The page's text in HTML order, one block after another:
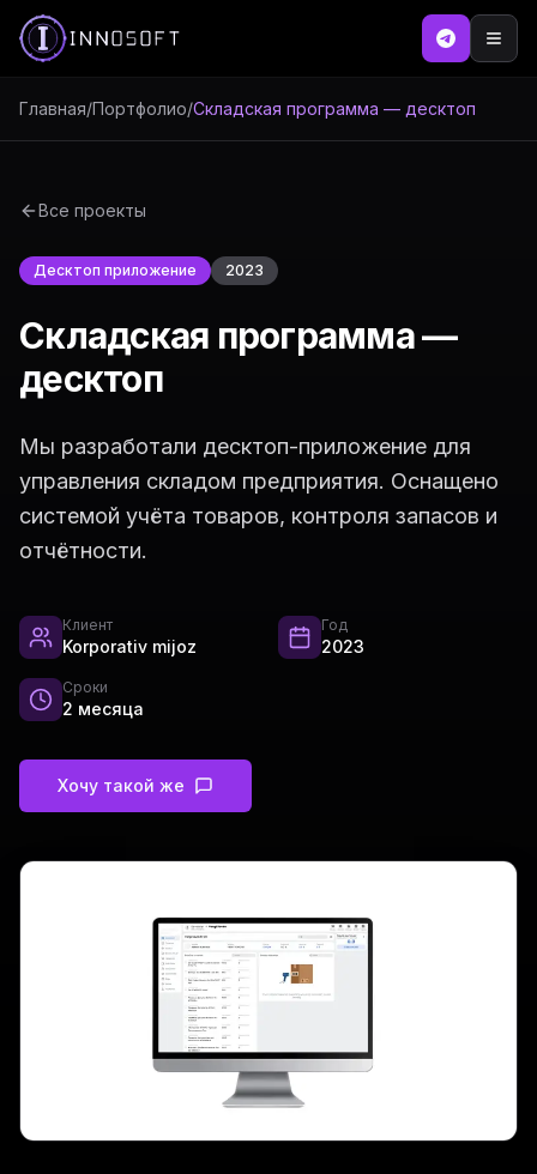
Главная/Портфолио/Складская программа — десктоп
Все проекты
Десктоп приложение 2023
Складская программа —
десктоп
Мы разработали десктоп-приложение для
управления складом предприятия. Оснащено
системой учёта товаров, контроля запасов и
отчётности.
Клиент
Korporativ mijoz
Год
2023
Сроки
2 месяца
Хочу такой же